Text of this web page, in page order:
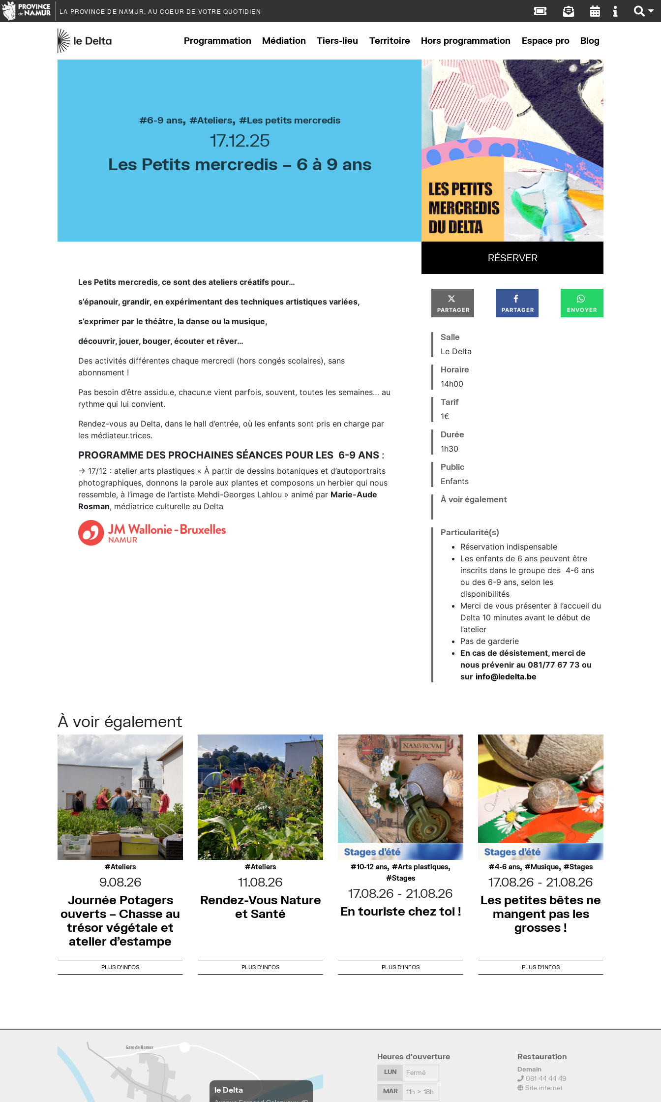
LA PROVINCE DE NAMUR, AU COEUR DE VOTRE QUOTIDIEN
Programmation Médiation Tiers-lieu Territoire Hors programmation Espace pro Blog
6-9 ans, Ateliers, Les petits mercredis
17.12.25
Les Petits mercredis – 6 à 9 ans
Les Petits mercredis, ce sont des ateliers créatifs pour…
s’épanouir, grandir, en expérimentant des techniques artistiques variées,
s’exprimer par le théâtre, la danse ou la musique,
découvrir, jouer, bouger, écouter et rêver…
Des activités différentes chaque mercredi (hors congés scolaires), sans
abonnement !
Pas besoin d’être assidu.e, chacun.e vient parfois, souvent, toutes les semaines… au
rythme qui lui convient.
Rendez-vous au Delta, dans le hall d’entrée, où les enfants sont pris en charge par
les médiateur.trices.
PROGRAMME DES PROCHAINES SÉANCES POUR LES 6-9 ANS :
→ 17/12 : atelier arts plastiques « À partir de dessins botaniques et d’autoportraits
photographiques, donnons la parole aux plantes et composons un herbier qui nous
ressemble, à l’image de l’artiste Mehdi-Georges Lahlou » animé par Marie-Aude
Rosman, médiatrice culturelle au Delta
RÉSERVER
PARTAGER PARTAGER ENVOYER
Salle
Le Delta
Horaire
14h00
Tarif
1€
Durée
1h30
Public
Enfants
À voir également
Particularité(s)
Réservation indispensable
Les enfants de 6 ans peuvent être
inscrits dans le groupe des 4-6 ans
ou des 6-9 ans, selon les
disponibilités
Merci de vous présenter à l’accueil du
Delta 10 minutes avant le début de
l’atelier
Pas de garderie
En cas de désistement, merci de
nous prévenir au 081/77 67 73 ou
sur info@ledelta.be
À voir également
Ateliers
9.08.26
Journée Potagers
ouverts – Chasse au
trésor végétale et
atelier d’estampe
PLUS D'INFOS
Ateliers
11.08.26
Rendez-Vous Nature
et Santé
PLUS D'INFOS
10-12 ans, Arts plastiques,
Stages
17.08.26
21.08.26
En touriste chez toi !
PLUS D'INFOS
4-6 ans, Musique, Stages
17.08.26
21.08.26
Les petites bêtes ne
mangent pas les
grosses !
PLUS D'INFOS
le Delta
Heures d’ouverture
LUN Fermé
MAR 11h > 18h
Restauration
Demain
081 44 44 49
Site internet